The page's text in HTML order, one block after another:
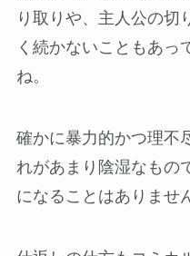
り取りや、主人公の切
く続かないこともあっ
ね。
確かに暴力的かつ理不
れがあまり陰湿なもの
になることはありませ